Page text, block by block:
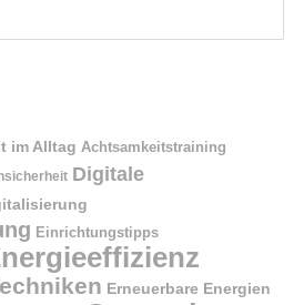
im Alltag Achtsamkeitstraining
Digitale
Einrichtungstipps
Erneuerbare Energien